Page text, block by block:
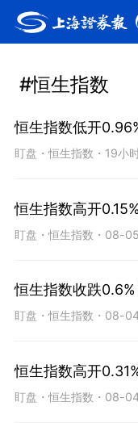
#恒生指数
恒生指数低开
盯盘 ・恒生指数 ・ 19小
恒生指数高开
盯盘 ・恒生指数 ・ 08-05
恒生指数收跌
盯盘 ・恒生指数 ・ 08-
恒生指数高开
盯盘 ・恒生指数 ・ 08-